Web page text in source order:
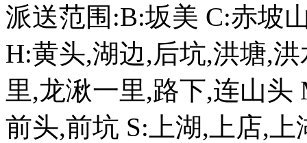
派送范围:B:坂美 C:赤坡
H:黄头,湖边,后坑,洪塘,
里,龙湫一里,路下,连山头
前头,前坑 S:上湖,上店,